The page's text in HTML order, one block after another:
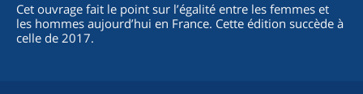
Cet ouvrage fait le point sur l’égalité entre les femmes et
les hommes aujourd’hui en France. Cette édition succède à
celle de 2017.